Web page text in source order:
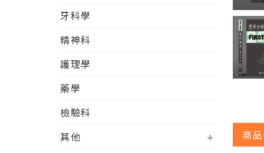
牙科學
精神科
護理學
藥學
檢驗科
其他
商